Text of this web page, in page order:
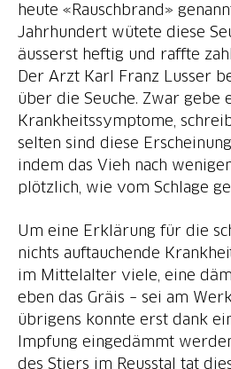
heute «Rauschbrand»
Jahrhundert wütete diese
äusserst heftig und raffte
Der Arzt Karl Franz Lusser
über die Seuche. Zwar gebe
Krankheitssymptome,
selten sind diese
indem das Vieh nach
plötzlich, wie vom Schlage
Um eine Erklärung für die
nichts auftauchende
im Mittelalter viele, eine
eben das Gräis – sei am
übrigens konnte erst dank
Impfung eingedämmt
des Stiers im Reusstal tat